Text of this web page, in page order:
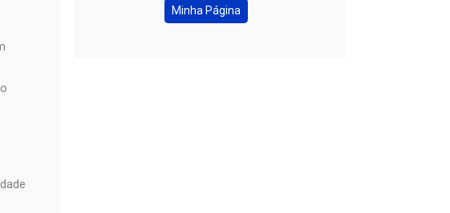
Minha Página